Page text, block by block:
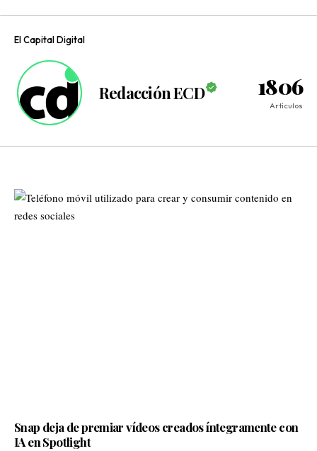
El Capital Digital
Redacción ECD 1806
Artículos
Snap deja de premiar vídeos creados íntegramente con
IA en Spotlight